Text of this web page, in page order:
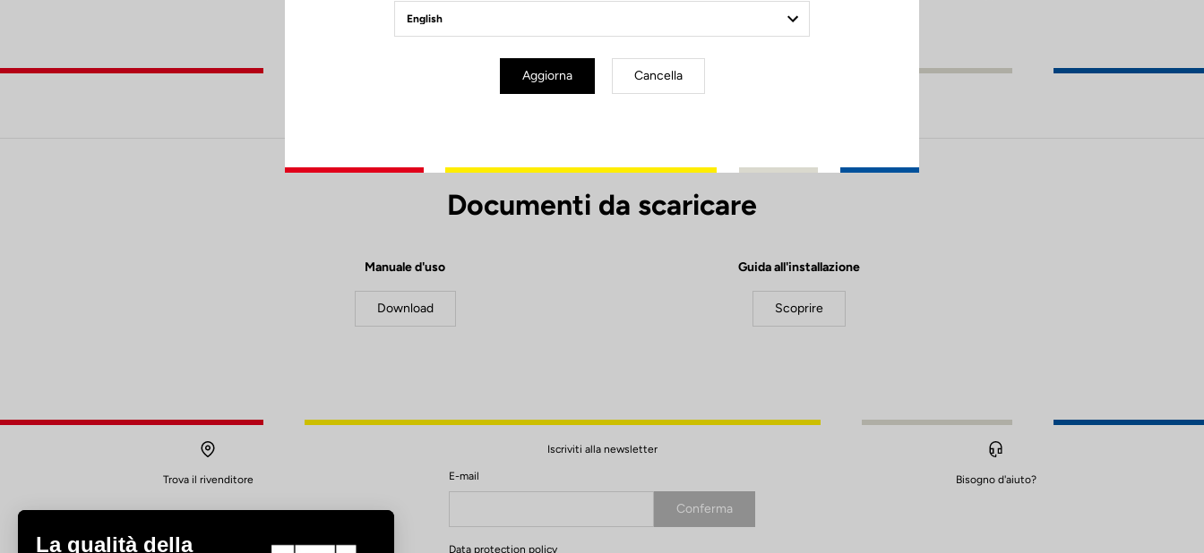
Documenti da scaricare
Manuale d'uso
Download
Guida all'installazione
Scoprire
Trova il rivenditore
Iscriviti alla newsletter
E-mail
Conferma
La tua email è stata salvata
Data protection policy
Bisogno d'aiuto?
Aggiorna Cancella
La qualità della